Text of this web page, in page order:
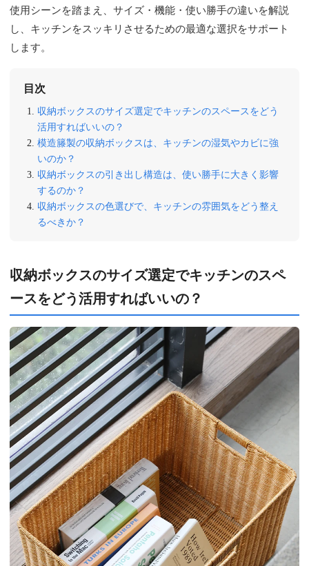
使用シーンを踏まえ、サイズ・機能・使い勝手の違いを解説
し、キッチンをスッキリさせるための最適な選択をサポート
します。
目次
収納ボックスのサイズ選定でキッチンのスペースをどう
活用すればいいの？
模造籐製の収納ボックスは、キッチンの湿気やカビに強
いのか？
収納ボックスの引き出し構造は、使い勝手に大きく影響
するのか？
収納ボックスの色選びで、キッチンの雰囲気をどう整え
るべきか？
収納ボックスのサイズ選定でキッチンのスペ
ースをどう活用すればいいの？